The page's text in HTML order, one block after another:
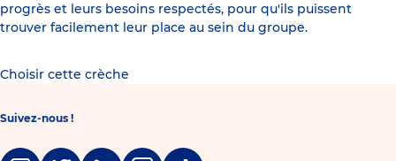
progrès et leurs besoins respectés, pour qu'ils puissent
trouver facilement leur place au sein du groupe.
Choisir cette crèche
Suivez-nous !